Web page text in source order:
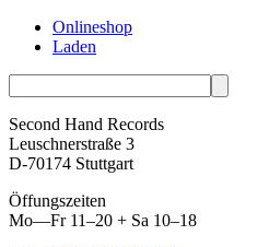
Onlineshop
Laden
Second Hand Records
Leuschnerstraße 3
D-70174 Stuttgart
Öffungszeiten
Mo—Fr 11–20 + Sa 10–18